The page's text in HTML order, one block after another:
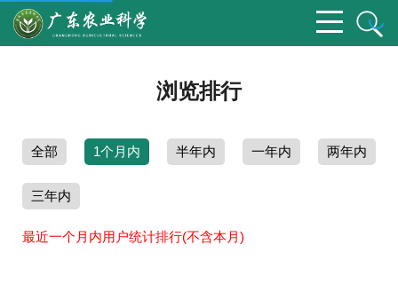
浏览排行
全部 1个月内 半年内 一年内 两年内
三年内
最近一个月内用户统计排行(不含本月)